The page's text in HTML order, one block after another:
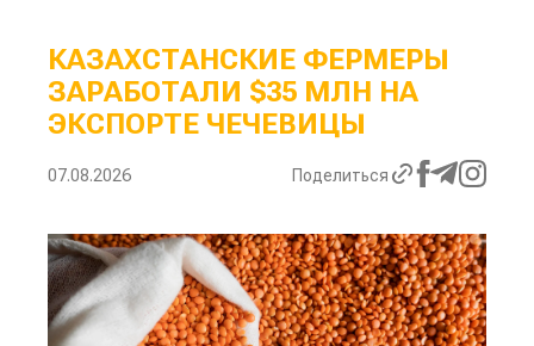
КАЗАХСТАНСКИЕ ФЕРМЕРЫ
ЗАРАБОТАЛИ $35 МЛН НА
ЭКСПОРТЕ ЧЕЧЕВИЦЫ
07.08.2026 Поделиться